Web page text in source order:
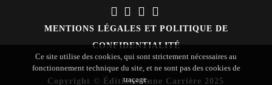
MENTIONS LÉGALES ET POLITIQUE DE
CONFIDENTIALITÉ
Copyright © Éditions Anne Carrière 2025
Ce site utilise des cookies, qui sont strictement nécessaires au
fonctionnement technique du site, et ne sont pas des cookies de
traçage.